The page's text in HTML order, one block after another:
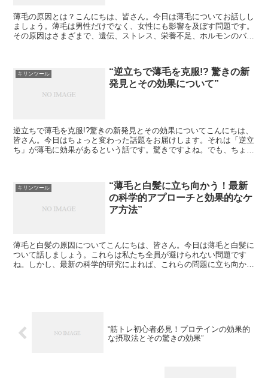
薄毛の原因とは？こんにちは、皆さん。今日は薄毛についてお話しし
ましょう。薄毛は男性だけでなく、女性にも影響を及ぼす問題です。
その原因はさまざまで、遺伝、ストレス、栄養不足、ホルモンのバラ
キリンツール
“逆立ちで薄毛を克服!? 驚きの新
発見とその効果について”
逆立ちで薄毛を克服!?驚きの新発見とその効果についてこんにちは、
皆さん。今日はちょっと変わった話題をお届けします。それは「逆立
ち」が薄毛に効果があるという話です。驚きですよね。でも、ちょっ
キリンツール
“薄毛と白髪に立ち向かう！最新
の科学的アプローチと効果的なケ
ア方法”
薄毛と白髪の原因についてこんにちは、皆さん。今日は薄毛と白髪に
ついて話しましょう。これらは私たち全員が避けられない問題です
ね。しかし、最新の科学的研究によれば、これらの問題に立ち向かう
“筋トレ初心者必見！プロテインの効果的
な摂取法とその驚きの効果”